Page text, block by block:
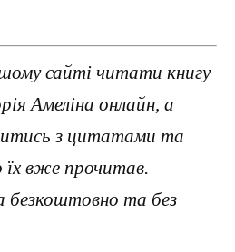
сайті читати книгу
Амеліна онлайн, а
з цитатами та
їх вже прочитав.
та без